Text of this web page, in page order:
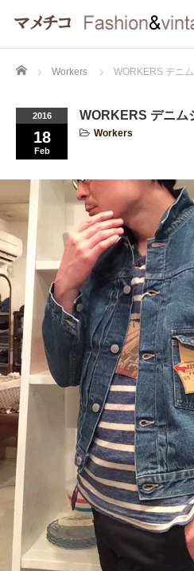
Home Workers WORKERS デニ
2016
18
Feb
WORKERS デニム
Workers